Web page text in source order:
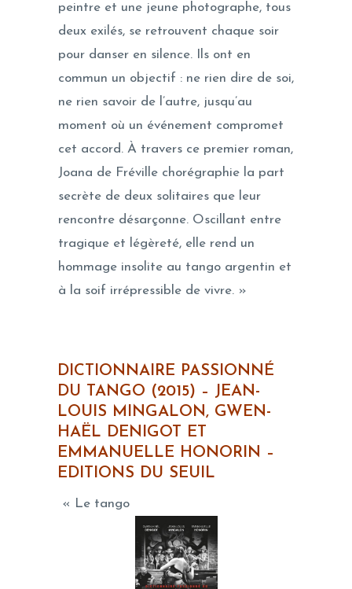
peintre et une jeune photographe, tous
deux exilés, se retrouvent chaque soir
pour danser en silence. Ils ont en
commun un objectif : ne rien dire de soi,
ne rien savoir de l’autre, jusqu’au
moment où un événement compromet
cet accord. À travers ce premier roman,
Joana de Fréville chorégraphie la part
secrète de deux solitaires que leur
rencontre désarçonne. Oscillant entre
tragique et légèreté, elle rend un
hommage insolite au tango argentin et
à la soif irrépressible de vivre. »
DICTIONNAIRE PASSIONNÉ
DU TANGO (2015) – JEAN-
LOUIS MINGALON, GWEN-
HAËL DENIGOT ET
EMMANUELLE HONORIN –
EDITIONS DU SEUIL
« Le tango